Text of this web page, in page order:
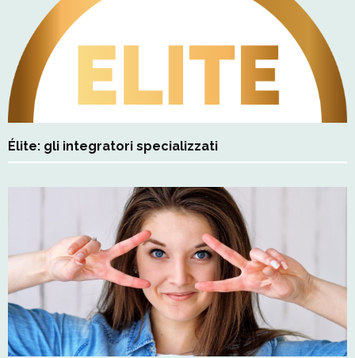
Élite: gli integratori specializzati